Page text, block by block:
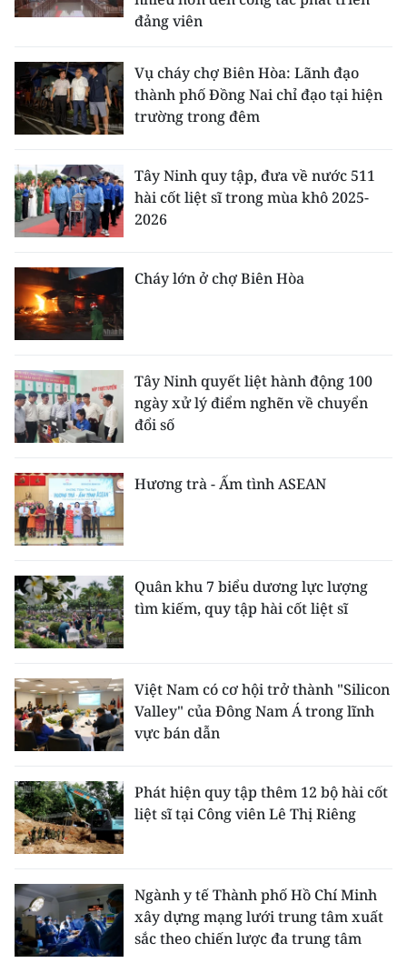
đảng viên
Vụ cháy chợ Biên Hòa: Lãnh đạo
thành phố Đồng Nai chỉ đạo tại hiện
trường trong đêm
Tây Ninh quy tập, đưa về nước 511
hài cốt liệt sĩ trong mùa khô 2025-
2026
Cháy lớn ở chợ Biên Hòa
Tây Ninh quyết liệt hành động 100
ngày xử lý điểm nghẽn về chuyển
đổi số
Hương trà - Ấm tình ASEAN
Quân khu 7 biểu dương lực lượng
tìm kiếm, quy tập hài cốt liệt sĩ
Việt Nam có cơ hội trở thành "Silicon
Valley" của Đông Nam Á trong lĩnh
vực bán dẫn
Phát hiện quy tập thêm 12 bộ hài cốt
liệt sĩ tại Công viên Lê Thị Riêng
Ngành y tế Thành phố Hồ Chí Minh
xây dựng mạng lưới trung tâm xuất
sắc theo chiến lược đa trung tâm